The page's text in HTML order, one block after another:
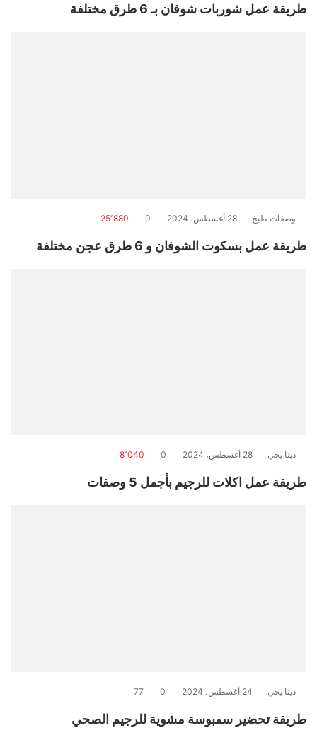
طريقة عمل شوربات شوفان بـ 6 طرق مختلفة
وصفات طبخ 28 أغسطس، 2024 0 25٬880
طريقة عمل بسكوت الشوفان و 6 طرق عجن مختلفة
دينا يحي 28 أغسطس، 2024 0 8٬040
طريقة عمل اكلات للرجيم بأجمل 5 وصفات
دينا يحي 24 أغسطس، 2024 0
77
طريقة تحضير سمبوسة مشوية للرجيم الصحي